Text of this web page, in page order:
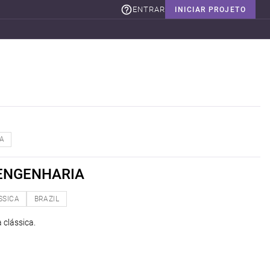
INICIAR PROJETO
ENTRAR
BRAZIL
clássica.